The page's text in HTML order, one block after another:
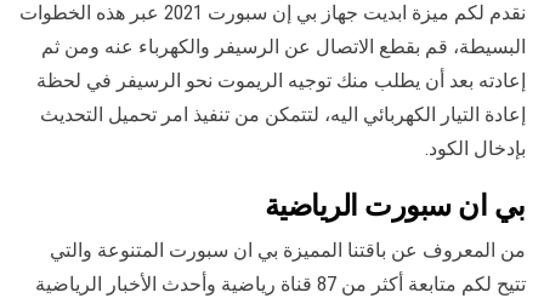
نقدم لكم ميزة ابديت جهاز بي إن سبورت 2021 عبر هذه الخطوات
البسيطة، قم بقطع الاتصال عن الرسيفر والكهرباء عنه ومن ثم
إعادته بعد أن يطلب منك توجيه الريموت نحو الرسيفر في لحظة
إعادة التيار الكهربائي اليه، لتتمكن من تنفيذ امر تحميل التحديث
بإدخال الكود.
بي ان سبورت الرياضية
من المعروف عن باقتنا المميزة بي ان سبورت المتنوعة والتي
تتيح لكم متابعة أكثر من 87 قناة رياضية وأحدث الأخبار الرياضية